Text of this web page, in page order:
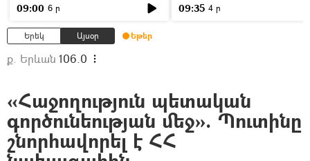
09:00 6 ր 09:35 4 ր
Երեկ Այսօր Եթեր
ք. Երևան 106.0
«Հաջողություն պետական
գործունեության մեջ». Պուտինը
շնորհավորել է ՀՀ